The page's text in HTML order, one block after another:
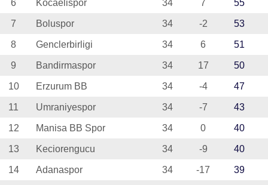
6 Kocaelispor 34 7 55
7 Boluspor 34 -2 53
8 Genclerbirligi 34 6 51
9 Bandirmaspor 34 17 50
10 Erzurum BB 34 -4 47
11 Umraniyespor 34 -7 43
12 Manisa BB Spor 34 0 40
13 Keciorengucu 34 -9 40
14 Adanaspor 34 -17 39